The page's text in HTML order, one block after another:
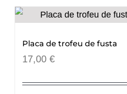
Placa de trofeu de fusta
17,00 €